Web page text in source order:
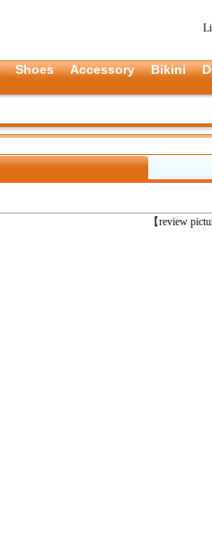
Shoes Accessory Bikini
【review
上一张